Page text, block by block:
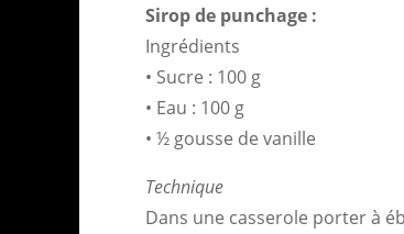
Sirop de punchage :
Ingrédients
• Sucre : 100 g
• Eau : 100 g
• ½ gousse de vanille
Technique
Dans une casserole porter à